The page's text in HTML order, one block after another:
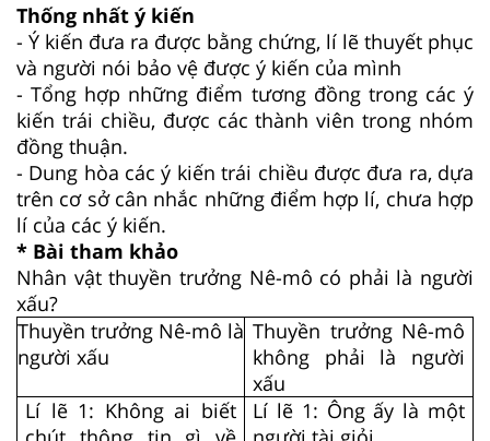
Thống nhất ý kiến
- Ý kiến đưa ra được bằng chứng, lí lẽ thuyết phục
và người nói bảo vệ được ý kiến của mình
- Tổng hợp những điểm tương đồng trong các ý
kiến trái chiều, được các thành viên trong nhóm
đồng thuận.
- Dung hòa các ý kiến trái chiều được đưa ra, dựa
trên cơ sở cân nhắc những điểm hợp lí, chưa hợp
lí của các ý kiến.
* Bài tham khảo
Nhân vật thuyền trưởng Nê-mô có phải là người
xấu?
Thuyền trưởng Nê-mô là
người xấu
Thuyền trưởng Nê-mô
không phải là người
xấu
Lí lẽ 1: Không ai biết
Lí lẽ 1: Ông ấy là một